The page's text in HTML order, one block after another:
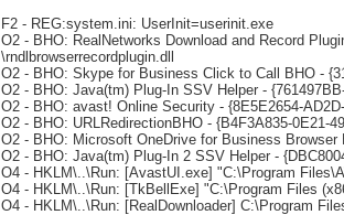
F2 - REG:system.ini: UserInit=userinit.exe
O2 - BHO: RealNetworks Download and Record
\rndlbrowserrecordplugin.dll
O2 - BHO: Skype for Business Click to Call BHO -
O2 - BHO: Java(tm) Plug-In SSV Helper -
O2 - BHO: avast! Online Security - {8E5E2654-
O2 - BHO: URLRedirectionBHO - {B4F3A835-0E21-
O2 - BHO: Microsoft OneDrive for Business
O2 - BHO: Java(tm) Plug-In 2 SSV Helper -
O4 - HKLM\..\Run: [AvastUI.exe] "C:\Program
O4 - HKLM\..\Run: [TkBellExe] "C:\Program Files
O4 - HKLM\..\Run: [RealDownloader] C:\Program